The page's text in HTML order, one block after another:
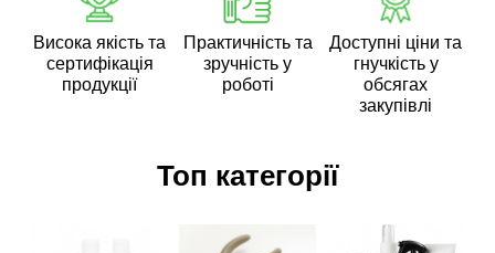
Висока якість та
сертифікація
продукції
Практичність та
зручність у
роботі
Доступні ціни та
гнучкість у
обсягах
закупівлі
Топ категорії